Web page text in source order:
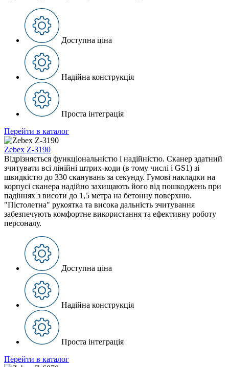
Доступна ціна
Надійна конструкція
Проста інтеграція
Перейти в каталог
Zebex Z-3190
Відрізняється функціональністю і надійністю. Сканер здатний
зчитувати всі лінійні штрих-коди (в тому числі і GS1) зі
швидкістю до 330 сканувань за секунду. Гумові накладки на
корпусі сканера надійно захищають його від пошкоджень при
падіннях з висоти до 1,5 метра на бетонну поверхню.
"Пістолетна" рукоятка та висока дальність зчитування
забезпечують комфортне використання та ефективну роботу
персоналу.
Доступна ціна
Надійна конструкція
Проста інтеграція
Перейти в каталог